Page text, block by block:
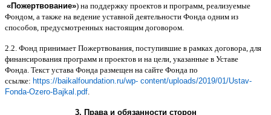
«Пожертвование») на поддержку проектов и программ реализуемые
Фондом а также на ведение уставной деятельности Фонда одним из
способов предусмотренных настоящим договором
2.2. Фонд принимает Пожертвования поступившие в рамках договора для
финансирования программ и проектов и на цели указанные в Уставе
Фонда Текст устава Фонда размещен на сайте Фонда по
ссылке: https://baikalfoundation.ru/wp- content/uploads/2019/01/Ustav-
Fonda-Ozero-Bajkal.pdf
3. Права и обязанности сторон